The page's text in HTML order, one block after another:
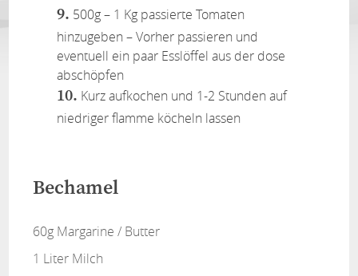
500g – 1 Kg passierte Tomaten
hinzugeben – Vorher passieren und
eventuell ein paar Esslöffel aus der dose
abschöpfen
Kurz aufkochen und 1-2 Stunden auf
niedriger flamme köcheln lassen
Bechamel
60g Margarine / Butter
1 Liter Milch